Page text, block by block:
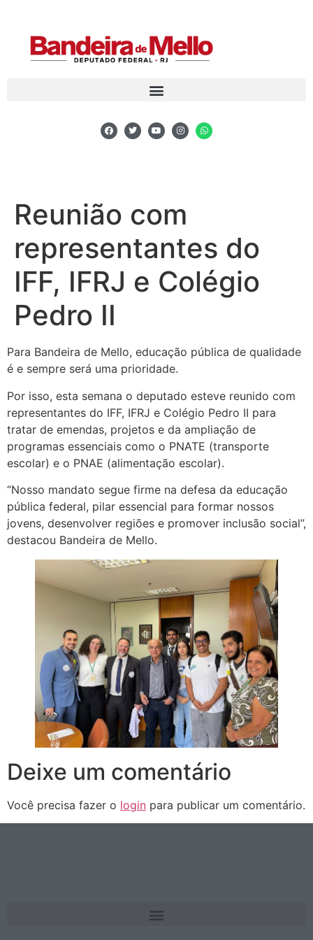
Reunião com
representantes do
IFF, IFRJ e Colégio
Pedro II
Para Bandeira de Mello, educação pública de qualidade
é e sempre será uma prioridade.
Por isso, esta semana o deputado esteve reunido com
representantes do IFF, IFRJ e Colégio Pedro II para
tratar de emendas, projetos e da ampliação de
programas essenciais como o PNATE (transporte
escolar) e o PNAE (alimentação escolar).
“Nosso mandato segue firme na defesa da educação
pública federal, pilar essencial para formar nossos
jovens, desenvolver regiões e promover inclusão social”,
destacou Bandeira de Mello.
Deixe um comentário
Você precisa fazer o login para publicar um comentário.